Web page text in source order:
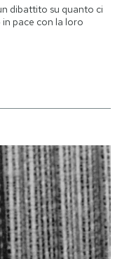
dibattito su quanto ci
in pace con la loro